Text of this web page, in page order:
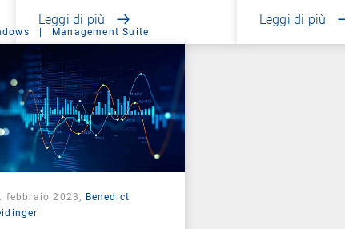
Leggi di più Leggi di più
| Management Suite
febbraio 2023, Benedict